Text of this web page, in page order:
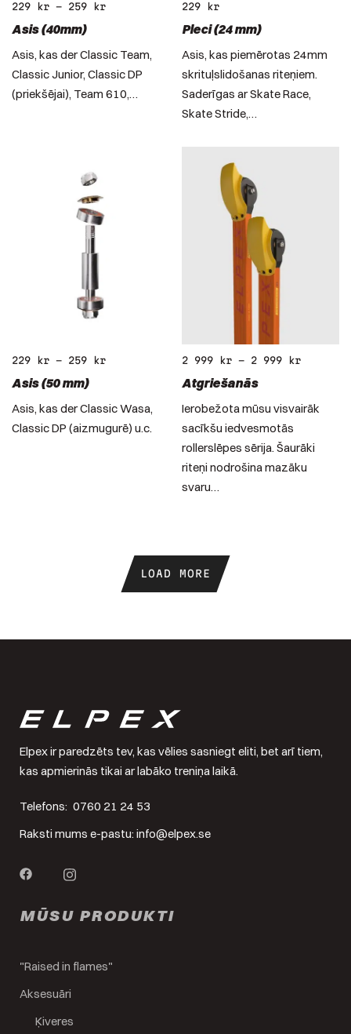
229 kr – 259 kr
Asis (40mm)
Asis, kas der Classic Team,
Classic Junior, Classic DP
(priekšējai), Team 610,…
229 kr
Pleci (24 mm)
Asis, kas piemērotas 24mm
skrituļslidošanas riteņiem.
Saderīgas ar Skate Race,
Skate Stride,…
229 kr – 259 kr
Asis (50 mm)
Asis, kas der Classic Wasa,
Classic DP (aizmugurē) u.c.
2 999 kr– 2 999 kr
Atgriešanās
Ierobežota mūsu visvairāk
sacīkšu iedvesmotās
rollerslēpes sērija. Šaurāki
riteņi nodrošina mazāku
svaru…
LOAD MORE
Elpex ir paredzēts tev, kas vēlies sasniegt eliti, bet arī tiem,
kas apmierinās tikai ar labāko treniņa laikā.
Telefons: 0760 21 24 53
Raksti mums e-pastu: info@elpex.se
MŪSU PRODUKTI
"Raised in flames"
Aksesuāri
Ķiveres